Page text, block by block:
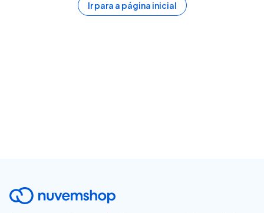
Ir para a página inicial